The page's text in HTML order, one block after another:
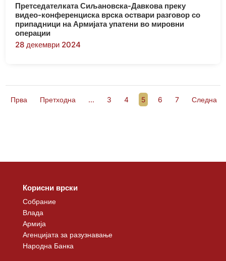
Претседателката Сиљановска-Давкова преку
видео-конференциска врска оствари разговор со
припадници на Армијата упатени во мировни
операции
28 декември 2024
Прва Претходна ... 3 4 5 6 7 Следна
Корисни врски
Собрание
Влада
Армија
Агенцијата за разузнавање
Народна Банка